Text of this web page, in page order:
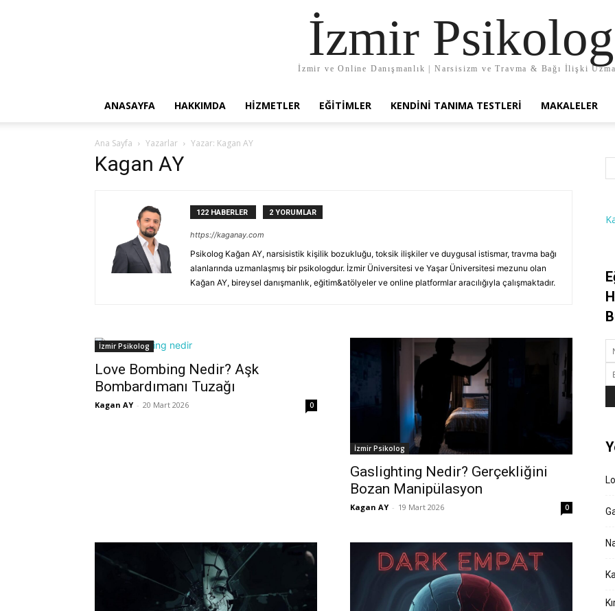
İzmir Psikolog
İzmir ve Online Danışmanlık | Narsisizm ve Travma & Bağı İlişki
ANASAYFA HAKKIMDA HIZMETLER EĞITIMLER KENDINI TANIMA TESTLERI MAKALELER
Ana Sayfa Yazarlar Yazar: Kagan AY
Kagan AY
122 HABERLER 2 YORUMLAR
https://kaganay.com
Psikolog Kağan AY, narsisistik kişilik bozukluğu, toksik ilişkiler ve duygusal istismar, travma bağı
alanlarında uzmanlaşmış bir psikologdur. İzmir Üniversitesi ve Yaşar Üniversitesi mezunu olan
Kağan AY, bireysel danışmanlık, eğitim&atölyeler ve online platformlar aracılığıyla çalışmaktadır.
İzmir Psikolog
Love Bombing Nedir? Aşk
Bombardımanı Tuzağı
Kagan AY - 20 Mart 2026 0
İzmir Psikolog
Gaslighting Nedir? Gerçekliğini
Bozan Manipülasyon
Kagan AY - 19 Mart 2026 0